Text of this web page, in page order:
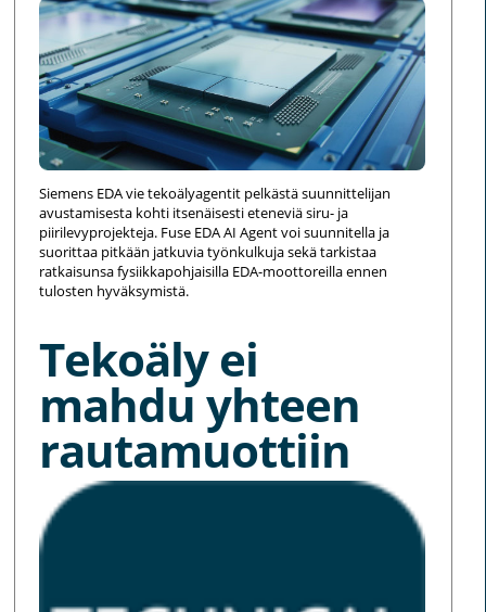
Siemens EDA vie tekoälyagentit pelkästä suunnittelijan
avustamisesta kohti itsenäisesti eteneviä siru- ja
piirilevyprojekteja. Fuse EDA AI Agent voi suunnitella ja
suorittaa pitkään jatkuvia työnkulkuja sekä tarkistaa
ratkaisunsa fysiikkapohjaisilla EDA-moottoreilla ennen
tulosten hyväksymistä.
Tekoäly ei
mahdu yhteen
rautamuottiin